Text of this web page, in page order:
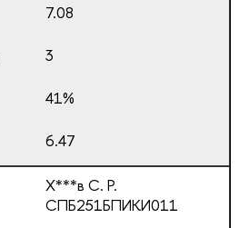
7.08
3
41%
6.47
Х***в С. Р.
СПБ251БПИКИ011